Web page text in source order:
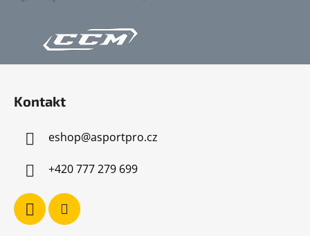
Kontakt
eshop@asportpro.cz
+420 777 279 699